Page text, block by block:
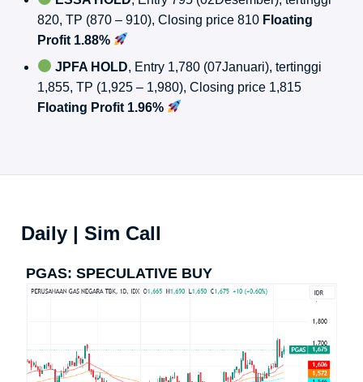
820, TP (870 – 910), Closing price 810 Floating
Profit 1.88%
JPFA HOLD, Entry 1,780 (07Januari), tertinggi
1,855, TP (1,925 – 1,980), Closing price 1,815
Floating Profit 1.96%
Daily | Sim Call
PGAS: SPECULATIVE BUY